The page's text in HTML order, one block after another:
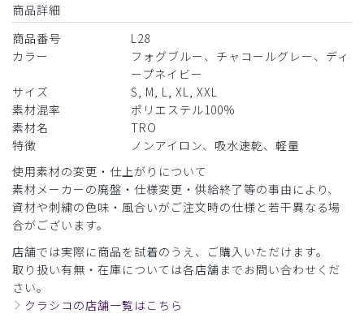
商品詳細
商品番号
L28
カラー
フォグブルー、チャコールグレー、ディ
ープネイビー
サイズ
S, M, L, XL, XXL
素材混率
ポリエステル100%
素材名
TRO
特徴
ノンアイロン、吸水速乾、軽量
使用素材の変更・仕上がりについて
素材メーカーの廃盤・仕様変更・供給終了等の事由により、
資材や刺繍の色味・風合いがご注文時の仕様と若干異なる場
合がございます。
店舗では実際に商品を試着のうえ、ご購入いただけます。
取り扱い有無・在庫については各店舗までお問い合わせくだ
さい。
クラシコの店舗一覧はこちら